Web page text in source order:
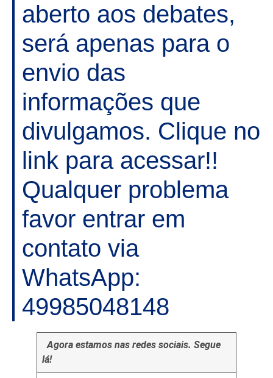
aberto aos debates,
será apenas para o
envio das
informações que
divulgamos. Clique no
link para acessar!!
Qualquer problema
favor entrar em
contato via
WhatsApp:
49985048148
Agora estamos nas redes sociais. Segue
lá!